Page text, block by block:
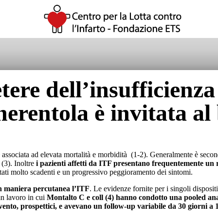
è invitata al
ad elevata mortalità e morbidità (1-2). Generalmente è
(3). Inoltre i pazienti affetti da ITF presentano frequentemente
molto scadenti e un progressivo peggioramento dei sintomi.
percutanea l’ITF. Le evidenze fornite per i singoli
lavoro in cui Montalto C e coll (4) hanno condotto una pooled
prospettici, e avevano un follow-up variabile da 30 giorni a